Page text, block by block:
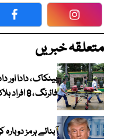
Facebook
متعلقہ خبریں
بینکاک ، دادا
فائرنگ ، 8 افراد ہلاک ، 14 زخمی
آبنائے ہرمز